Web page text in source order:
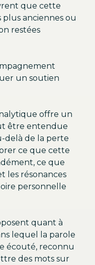
que cette
anciennes ou
restées
un soutien
offre un
être entendue
delà de la perte
ce que cette
ce que
les résonances
personnelle
quant à
lequel la parole
écouté, reconnu
des mots sur